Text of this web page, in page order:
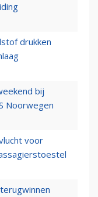
drukken
bij
Noorwegen
voor